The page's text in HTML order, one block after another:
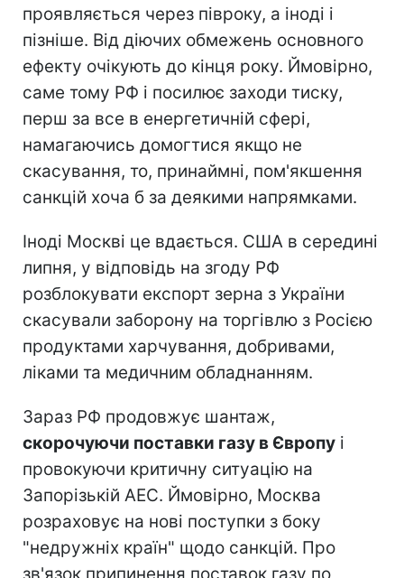
проявляється через півроку, а іноді і
пізніше. Від діючих обмежень основного
ефекту очікують до кінця року. Ймовірно,
саме тому РФ і посилює заходи тиску,
перш за все в енергетичній сфері,
намагаючись домогтися якщо не
скасування, то, принаймні, пом'якшення
санкцій хоча б за деякими напрямками.
Іноді Москві це вдається. США в середині
липня, у відповідь на згоду РФ
розблокувати експорт зерна з України
скасували заборону на торгівлю з Росією
продуктами харчування, добривами,
ліками та медичним обладнанням.
Зараз РФ продовжує шантаж,
скорочуючи поставки газу в Європу і
провокуючи критичну ситуацію на
Запорізькій АЕС. Ймовірно, Москва
розраховує на нові поступки з боку
"недружніх країн" щодо санкцій. Про